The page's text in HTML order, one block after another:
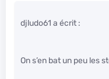
djludo61 a écrit :
On s’en bat un peu les